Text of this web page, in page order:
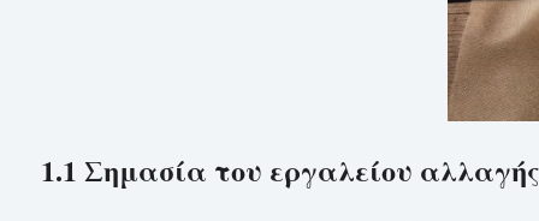
1.1 Σημασία του εργαλείου